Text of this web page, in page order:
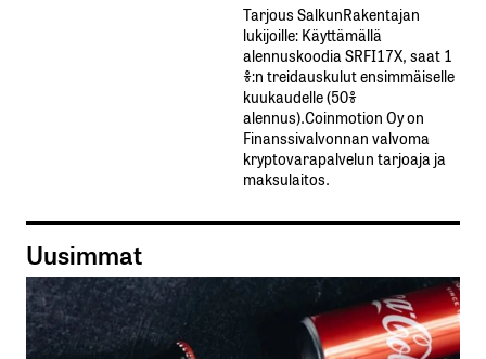
Tarjous SalkunRakentajan
lukijoille: Käyttämällä​ ​
alennuskoodia​ ​SRFI17X,​ ​saat​ ​1
%:n treidauskulut​ ​ensimmäiselle​ ​
kuukaudelle​ ​(50%​ ​
alennus).Coinmotion Oy on
Finanssivalvonnan valvoma
kryptovarapalvelun tarjoaja ja
maksulaitos.
Uusimmat